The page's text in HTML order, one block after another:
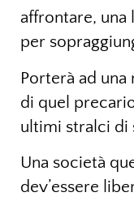
affrontare, una
per
Porterà ad
di quel
ultimi stralci di
Una società
dev’essere